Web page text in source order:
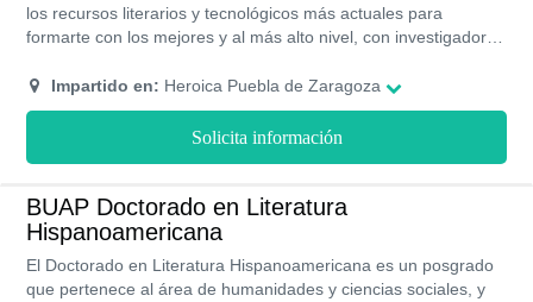
los recursos literarios y tecnológicos más actuales para
formarte con los mejores y al más alto nivel, con investigadores
realidades actuales y con grandes beneficios estudiantiles para
todos sus alumnos.
Impartido en: Heroica Puebla de Zaragoza
Solicita información
BUAP Doctorado en Literatura
Hispanoamericana
El Doctorado en Literatura Hispanoamericana es un posgrado
que pertenece al área de humanidades y ciencias sociales, y